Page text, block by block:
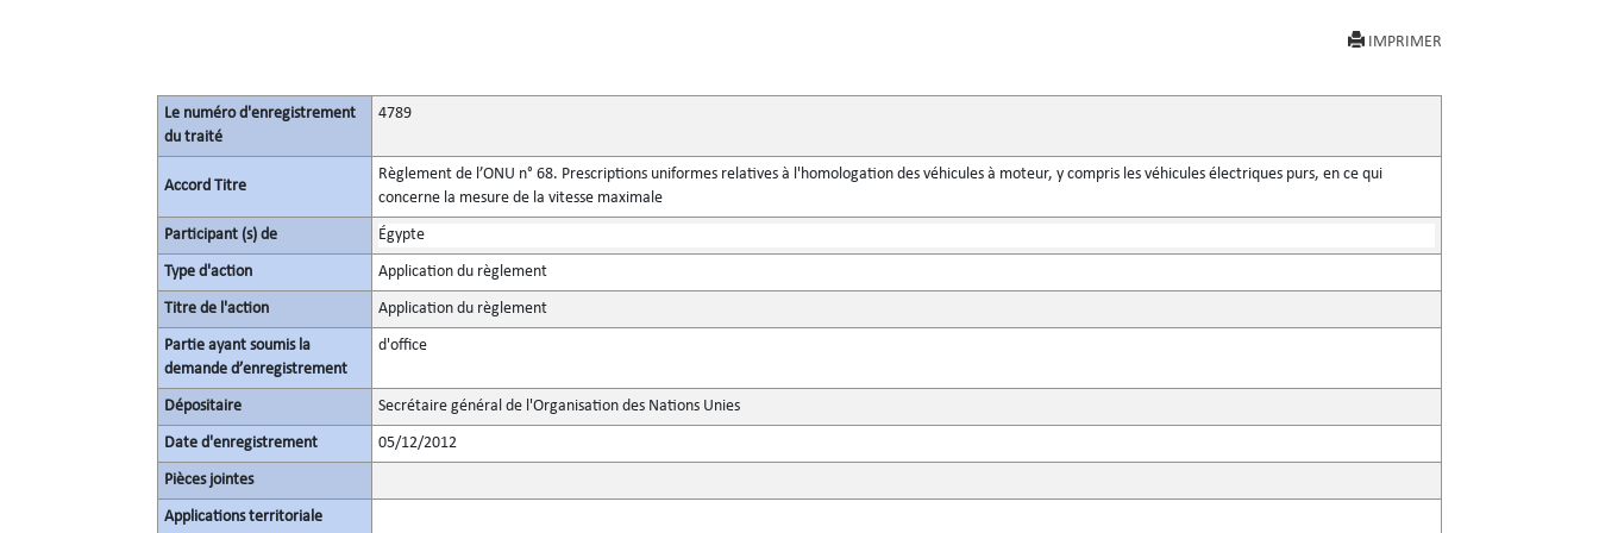
IMPRIMER
Le numéro d'enregistrement
du traité
4789
Accord Titre
Règlement de l’ONU n° 68. Prescriptions uniformes relatives à l'homologation des véhicules à moteur, y compris les véhicules électriques purs, en ce qui
concerne la mesure de la vitesse maximale
Participant (s) de Égypte
Type d'action Application du règlement
Titre de l'action Application du règlement
Partie ayant soumis la
demande d’enregistrement
d'office
Dépositaire Secrétaire général de l'Organisation des Nations Unies
Date d'enregistrement 05/12/2012
Pièces jointes
Applications territoriale